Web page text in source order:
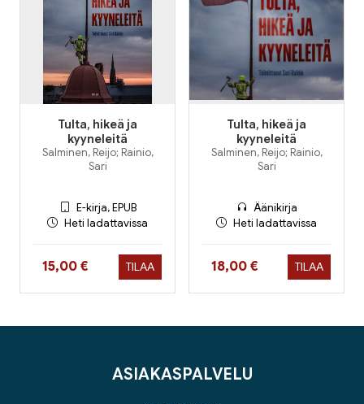
Tulta, hikeä ja
kyyneleitä
Salminen, Reijo; Rainio,
Sari
E-kirja, EPUB
Heti ladattavissa
Hinta nyt
15,00 € TILAA
Tulta, hikeä ja
kyyneleitä
Salminen, Reijo; Rainio,
Sari
Äänikirja
Heti ladattavissa
Hinta nyt
18,00 € TILAA
ASIAKASPALVELU